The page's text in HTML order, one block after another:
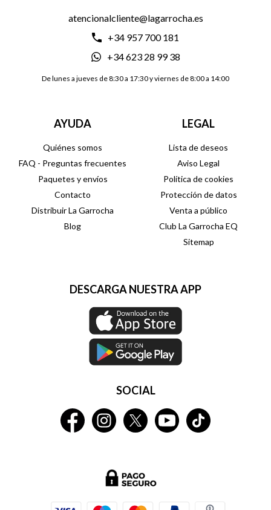
atencionalcliente@lagarrocha.es
+34 957 700 181
+34 623 28 99 38
De lunes a jueves de 8:30 a 17:30 y viernes de 8:00 a 14:00
AYUDA
Quiénes somos
FAQ - Preguntas frecuentes
Paquetes y envíos
Contacto
Distribuir La Garrocha
Blog
LEGAL
Lista de deseos
Aviso Legal
Política de cookies
Protección de datos
Venta a público
Club La Garrocha EQ
Sitemap
DESCARGA NUESTRA APP
SOCIAL